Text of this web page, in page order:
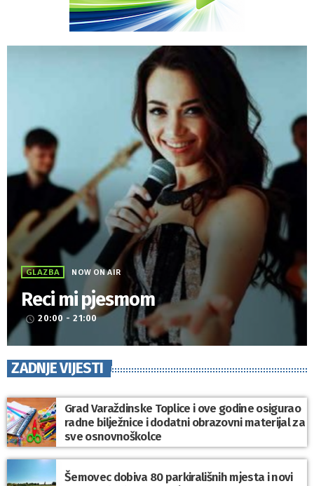
GLAZBA NOW ON AIR
Reci mi pjesmom
access_time 20:00 - 21:00
ZADNJE VIJESTI
Grad Varaždinske Toplice i ove godine osigurao
radne bilježnice i dodatni obrazovni materijal za
sve osnovnoškolce
Šemovec dobiva 80 parkirališnih mjesta i novi